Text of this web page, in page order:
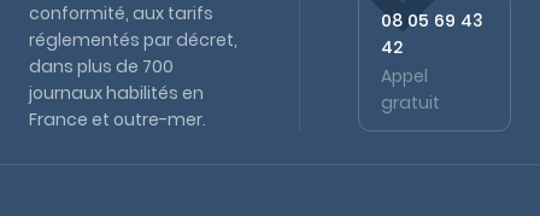
conformité, aux tarifs
réglementés par décret,
dans plus de 700
journaux habilités en
France et outre-mer.
08 05 69 43
42
Appel
gratuit